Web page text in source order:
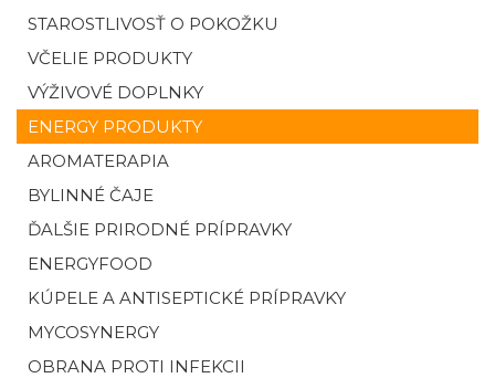
STAROSTLIVOSŤ O POKOŽKU
VČELIE PRODUKTY
VÝŽIVOVÉ DOPLNKY
ENERGY PRODUKTY
AROMATERAPIA
BYLINNÉ ČAJE
ĎALŠIE PRIRODNÉ PRÍPRAVKY
ENERGYFOOD
KÚPELE A ANTISEPTICKÉ PRÍPRAVKY
MYCOSYNERGY
OBRANA PROTI INFEKCII